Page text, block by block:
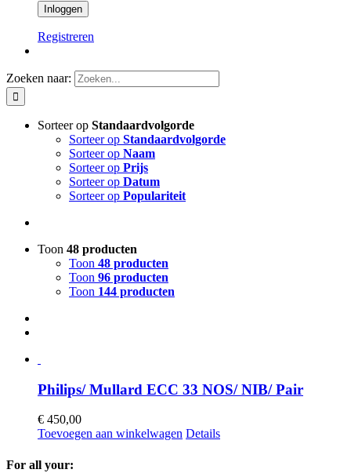
Registreren
Zoeken naar:
Sorteer op Standaardvolgorde
Sorteer op Standaardvolgorde
Sorteer op Naam
Sorteer op Prijs
Sorteer op Datum
Sorteer op Populariteit
Toon 48 producten
Toon 48 producten
Toon 96 producten
Toon 144 producten
Philips/ Mullard ECC 33 NOS/ NIB/ Pair
€ 450,00
Toevoegen aan winkelwagen Details
For all your: